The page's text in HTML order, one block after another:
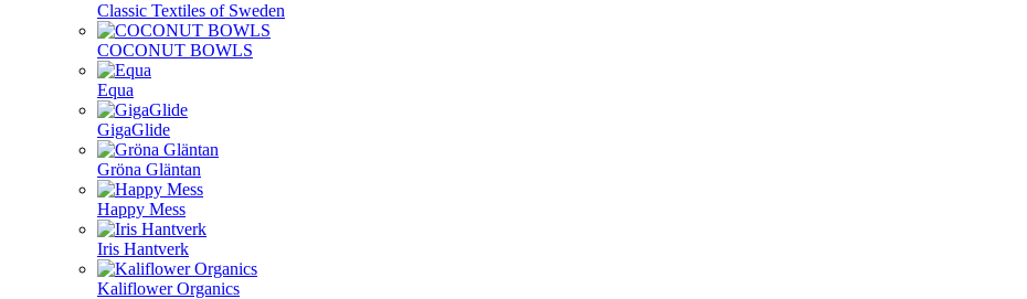
Classic Textiles of Sweden
COCONUT BOWLS
Equa
GigaGlide
Gröna Gläntan
Happy Mess
Iris Hantverk
Kaliflower Organics